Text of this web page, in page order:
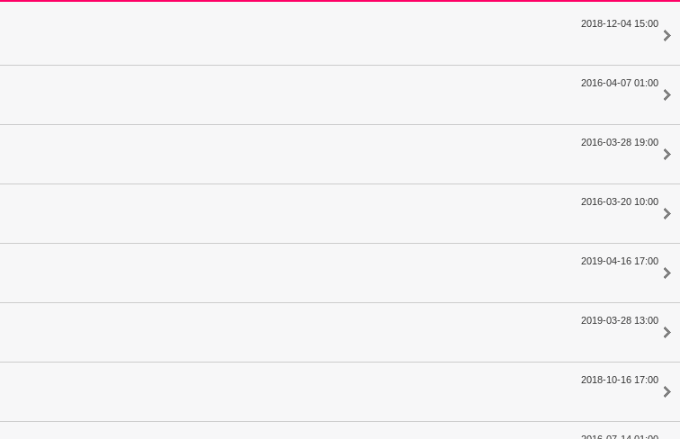
2018-12-04 15:00
2016-04-07 01:00
2016-03-28 19:00
2016-03-20 10:00
2019-04-16 17:00
2019-03-28 13:00
2018-10-16 17:00